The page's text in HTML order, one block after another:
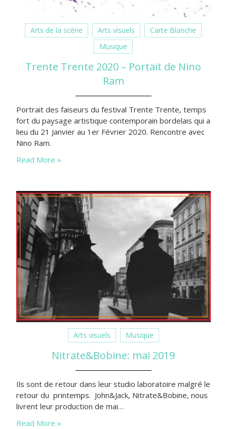
Arts de la scène Arts visuels
Carte Blanche
Musique
Trente Trente 2020 – Portait de Nino
Ram
Portrait des faiseurs du festival Trente Trente, temps
fort du paysage artistique contemporain bordelais qui a
lieu du 21 Janvier au 1er Février 2020. Rencontre avec
Nino Ram.
Read More »
Arts visuels Musique
Nitrate&Bobine: mai 2019
Ils sont de retour dans leur studio laboratoire malgré le
retour du printemps. John&Jack, Nitrate&Bobine, nous
livrent leur production de mai…
Read More »